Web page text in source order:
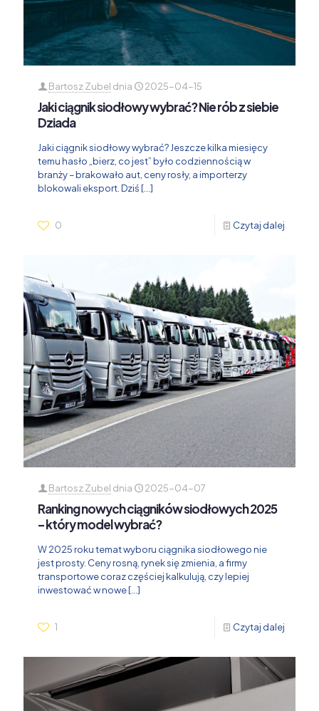
Bartosz Zubel dnia 2025-04-15
Jaki ciągnik siodłowy wybrać? Nie rób z siebie
Dziada
Jaki ciągnik siodłowy wybrać? Jeszcze kilka miesięcy
temu hasło „bierz, co jest” było codziennością w
branży – brakowało aut, ceny rosły, a importerzy
blokowali eksport. Dziś[…]
0 Czytaj dalej
Bartosz Zubel dnia 2025-04-07
Ranking nowych ciągników siodłowych 2025
– który model wybrać?
W 2025 roku temat wyboru ciągnika siodłowego nie
jest prosty. Ceny rosną, rynek się zmienia, a firmy
transportowe coraz częściej kalkulują, czy lepiej
inwestować w nowe[…]
1 Czytaj dalej